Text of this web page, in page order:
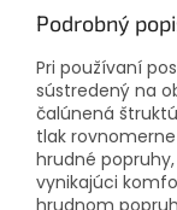
Podrobný
Pri používaní
sústredený na
čalúnená
tlak
hrudné
vynikajúci
hrudnom